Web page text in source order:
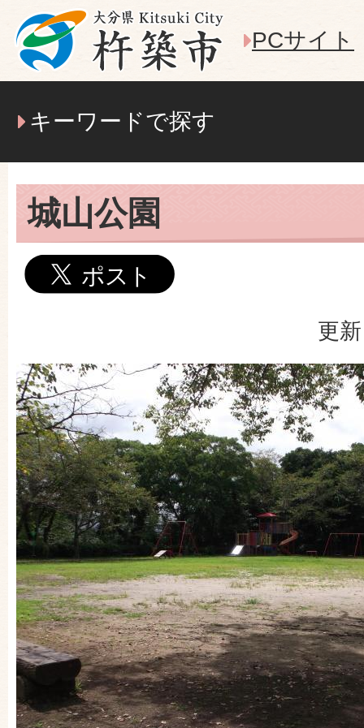
PCサイト
キーワードで探す
城山公園
更